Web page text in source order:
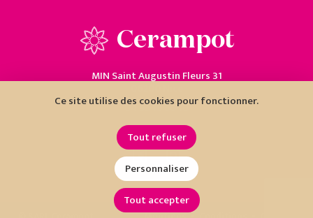
Cerampot
MIN Saint Augustin Fleurs 31
04 93 18 80 10
Ce site utilise des cookies pour fonctionner.
Tout refuser
Personnaliser
Tout accepter